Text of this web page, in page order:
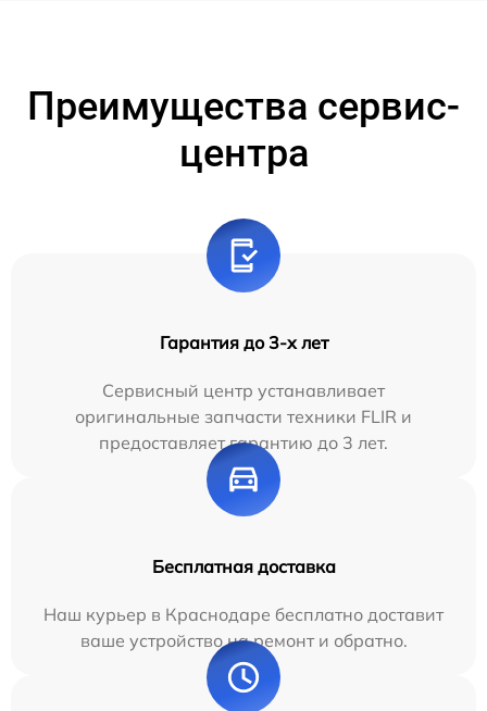
Преимущества сервис-
центра
Гарантия до 3-х лет
Сервисный центр устанавливает
оригинальные запчасти техники FLIR и
предоставляет гарантию до 3 лет.
Бесплатная доставка
Наш курьер в Краснодаре бесплатно доставит
ваше устройство на ремонт и обратно.